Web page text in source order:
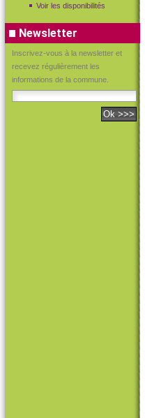
Voir les disponibilités
Newsletter
Inscrivez-vous à la newsletter et
recevez régulièrement les
informations de la commune.